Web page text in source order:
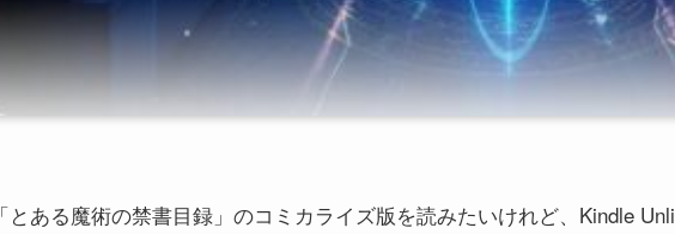
「とある魔術の禁書目録」のコミカライズ版を読みたいけれど、Kindle